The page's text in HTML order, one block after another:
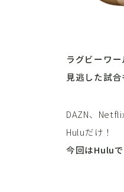
ラグビーワ
見逃した試
DAZN、
Huluだけ！
今回はHulu